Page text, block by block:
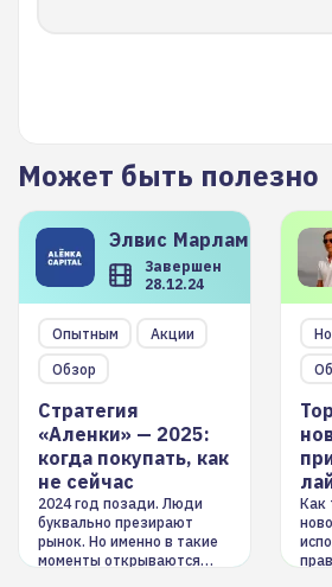
Может быть полезно
Элвис Марламов
Завершен
28.12.24
Опытным
Акции
Обзор
Стратегия
«Аленки» — 2025:
когда покупать, как
не сейчас
2024 год позади. Люди
буквально презирают
рынок. Но именно в такие
моменты открываются
Как